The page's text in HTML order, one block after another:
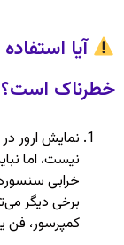
آیا
خطرناک است؟
نمایش ارور
نیست، اما
خرابی
برخی دیگر
کمپرسور،